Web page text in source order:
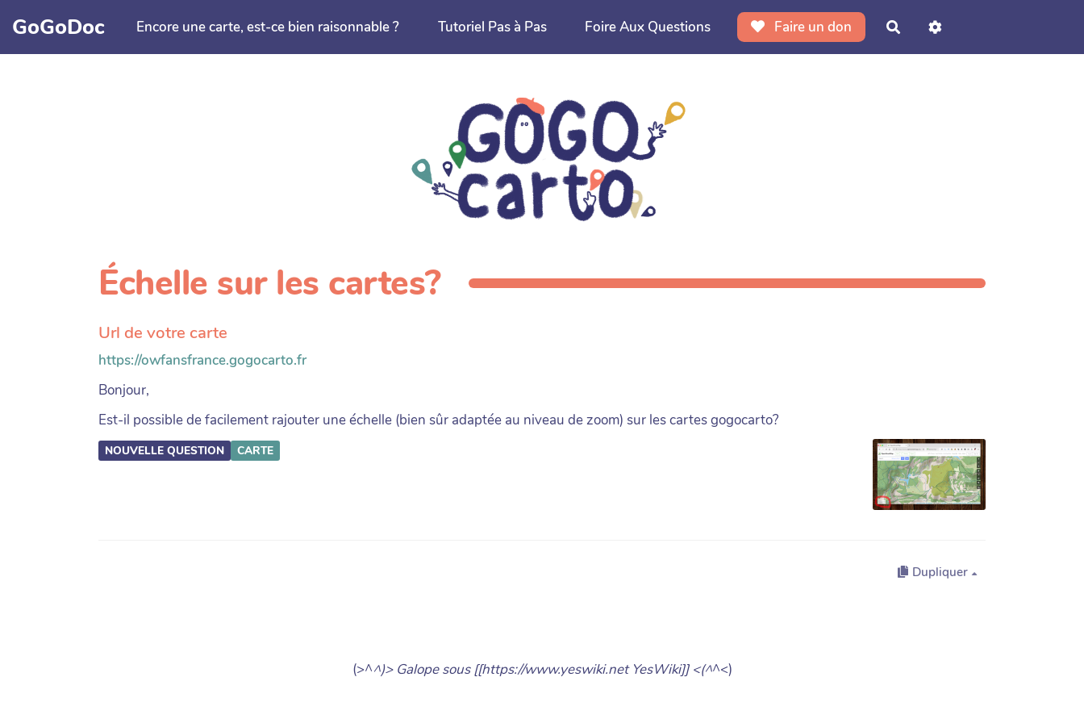
Aller au contenu principal
GoGoDoc Encore une carte, est-ce bien raisonnable ? Tutoriel Pas à Pas Foire Aux Questions Faire un don Rechercher
Échelle sur les cartes?
Url de votre carte
https://owfansfrance.gogocarto.fr
Bonjour,
Est-il possible de facilement rajouter une échelle (bien sûr adaptée au niveau de zoom) sur les cartes gogocarto?
NOUVELLE QUESTION CARTE
Dupliquer
(>^^)> Galope sous [[https://www.yeswiki.net YesWiki]] <(^^<)